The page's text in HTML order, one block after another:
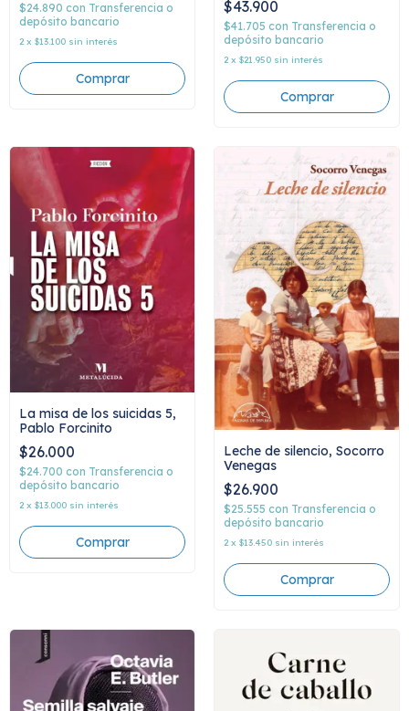
$24.890 con Transferencia o
depósito bancario
2 x $13.100 sin interés
$43.900
$41.705 con Transferencia o
depósito bancario
2 x $21.950 sin interés
La misa de los suicidas 5,
Pablo Forcinito
$26.000
$24.700 con Transferencia o
depósito bancario
2 x $13.000 sin interés
Leche de silencio, Socorro
Venegas
$26.900
$25.555 con Transferencia o
depósito bancario
2 x $13.450 sin interés